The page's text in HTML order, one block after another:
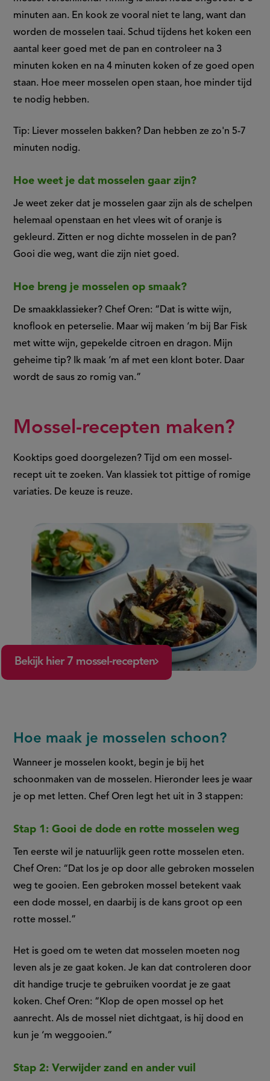
minuten aan. En kook ze vooral niet te lang, want dan
worden de mosselen taai. Schud tijdens het koken een
aantal keer goed met de pan en controleer na 3
minuten koken en na 4 minuten koken of ze goed open
staan. Hoe meer mosselen open staan, hoe minder tijd
te nodig hebben.
Tip: Liever mosselen bakken? Dan hebben ze zo'n 5-7
minuten nodig.
Hoe weet je dat mosselen gaar zijn?
Je weet zeker dat je mosselen gaar zijn als de schelpen
helemaal openstaan en het vlees wit of oranje is
gekleurd. Zitten er nog dichte mosselen in de pan?
Gooi die weg, want die zijn niet goed.
Hoe breng je mosselen op smaak?
De smaakklassieker? Chef Oren: “Dat is witte wijn,
knoflook en peterselie. Maar wij maken ‘m bij Bar Fisk
met witte wijn, gepekelde citroen en dragon. Mijn
geheime tip? Ik maak ‘m af met een klont boter. Daar
wordt de saus zo romig van.”
Mossel-recepten maken?
Kooktips goed doorgelezen? Tijd om een mossel-
recept uit te zoeken. Van klassiek tot pittige of romige
variaties. De keuze is reuze.
Bekijk hier 7 mossel-recepten
Hoe maak je mosselen schoon?
Wanneer je mosselen kookt, begin je bij het
schoonmaken van de mosselen. Hieronder lees je waar
je op met letten. Chef Oren legt het uit in 3 stappen:
Stap 1: Gooi de dode en rotte mosselen weg
Ten eerste wil je natuurlijk geen rotte mosselen eten.
Chef Oren: “Dat los je op door alle gebroken mosselen
weg te gooien. Een gebroken mossel betekent vaak
een dode mossel, en daarbij is de kans groot op een
rotte mossel.”
Het is goed om te weten dat mosselen moeten nog
leven als je ze gaat koken. Je kan dat controleren door
dit handige trucje te gebruiken voordat je ze gaat
koken. Chef Oren: “Klop de open mossel op het
aanrecht. Als de mossel niet dichtgaat, is hij dood en
kun je ‘m weggooien.”
Stap 2: Verwijder zand en ander vuil